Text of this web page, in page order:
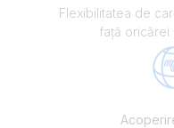
Flexibilitatea de
față